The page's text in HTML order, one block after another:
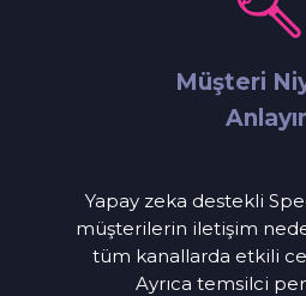
Müşteri
Yapay zeka destekli
müşterilerin iletişim
tüm kanallarda etkili
Ayrıca temsilci